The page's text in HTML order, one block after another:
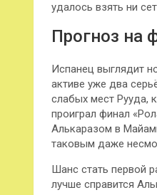
удалось взять ни
Прогноз на
Испанец выглядит
активе уже два
слабых мест Рууда,
проиграл финал
Алькаразом в
таковым даже
Шанс стать первой
лучше справится